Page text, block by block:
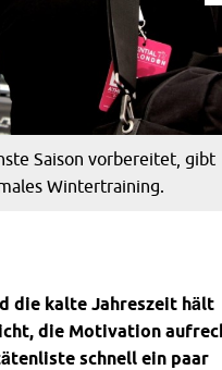
Saison vorbereitet, gibt
Wintertraining.
die kalte Jahreszeit hält
die Motivation
schnell ein paar